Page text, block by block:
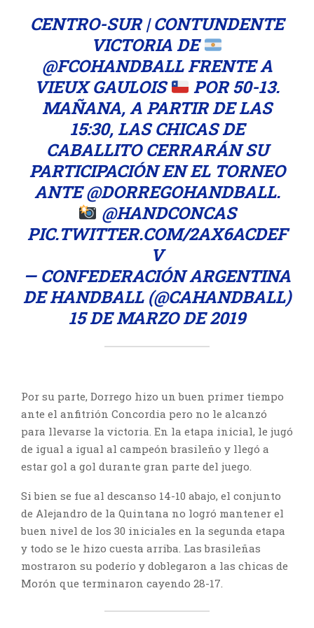
CENTRO-SUR | CONTUNDENTE
VICTORIA DE
@FCOHANDBALLFRENTE A
VIEUX GAULOIS
POR 50-13.
MAÑANA, A PARTIR DE LAS
15:30, LAS CHICAS DE
CABALLITO CERRARÁN SU
PARTICIPACIÓN EN EL TORNEO
ANTE@DORREGOHANDBALL.
@HANDCONCAS
PIC.TWITTER.COM/2AX6ACDEF
V
— CONFEDERACIÓN ARGENTINA
DE HANDBALL (@CAHANDBALL)
15 DE MARZO DE 2019
Por su parte, Dorrego hizo un buen primer tiempo
ante el anfitrión Concordia pero no le alcanzó
para llevarse la victoria. En la etapa inicial, le jugó
de igual a igual al campeón brasileño y llegó a
estar gol a gol durante gran parte del juego.
Si bien se fue al descanso 14-10 abajo, el conjunto
de Alejandro de la Quintana no logró mantener el
buen nivel de los 30 iniciales en la segunda etapa
y todo se le hizo cuesta arriba. Las brasileñas
mostraron su poderío y doblegaron a las chicas de
Morón que terminaron cayendo 28-17.